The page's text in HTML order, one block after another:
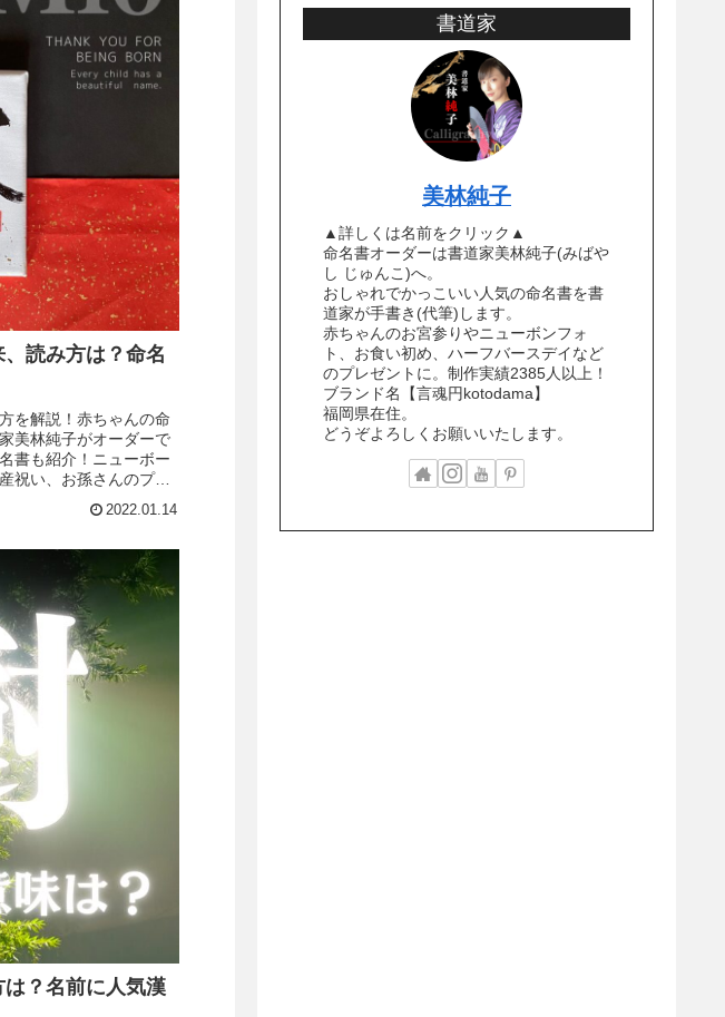
、読み方は？命名
を解説！赤ちゃんの命
美林純子がオーダーで
書も紹介！ニューボー
祝い、お孫さんのプレ
2022.01.14
は？名前に人気漢
書道家
美林純子
▲詳しくは名前をクリック▲
命名書オーダーは書道家美林純子(みばや
し じゅんこ)へ。
おしゃれでかっこいい人気の命名書を書
道家が手書き(代筆)します。
赤ちゃんのお宮参りやニューボンフォ
ト、お食い初め、ハーフバースデイなど
のプレゼントに。制作実績2385人以上！
ブランド名【言魂円kotodama】
福岡県在住。
どうぞよろしくお願いいたします。